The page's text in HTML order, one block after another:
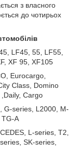
з власного
до чотирьох
LF45, 55, LF55,
XF 95, XF105
Eurocargo,
Class, Domino
Cargo
G-series, L2000, M-
A
L-series, T2,
SK-series,